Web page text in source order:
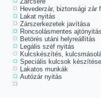
Hevederzár, biztonsági zár
Lakat nyitás
Zárszerkezetek javítása
Roncsolásmentes ajtónyitás
Betörés utáni helyreállítás
Legális széf nyitás
Kulcskészítés,
Speciális kulcsok
Lakatos munkák
Autózár nyitás